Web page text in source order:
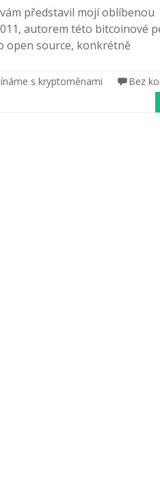
představil mojí oblíbenou
autorem této bitcoinové
open source, konkrétně
s kryptoměnami
Bez